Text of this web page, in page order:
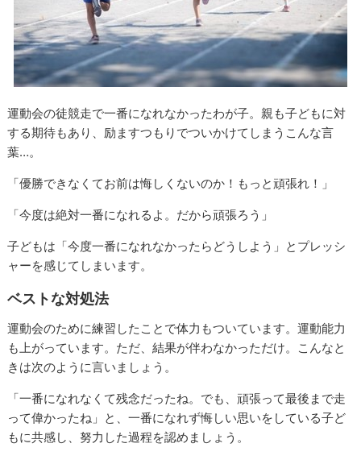
運動会の徒競走で一番になれなかったわが子。親も子どもに対
する期待もあり、励ますつもりでついかけてしまうこんな言
葉…。
「優勝できなくてお前は悔しくないのか！もっと頑張れ！」
「今度は絶対一番になれるよ。だから頑張ろう」
子どもは「今度一番になれなかったらどうしよう」とプレッシ
ャーを感じてしまいます。
ベストな対処法
運動会のために練習したことで体力もついています。運動能力
も上がっています。ただ、結果が伴わなかっただけ。こんなと
きは次のように言いましょう。
「一番になれなくて残念だったね。でも、頑張って最後まで走
って偉かったね」と、一番になれず悔しい思いをしている子ど
もに共感し、努力した過程を認めましょう。